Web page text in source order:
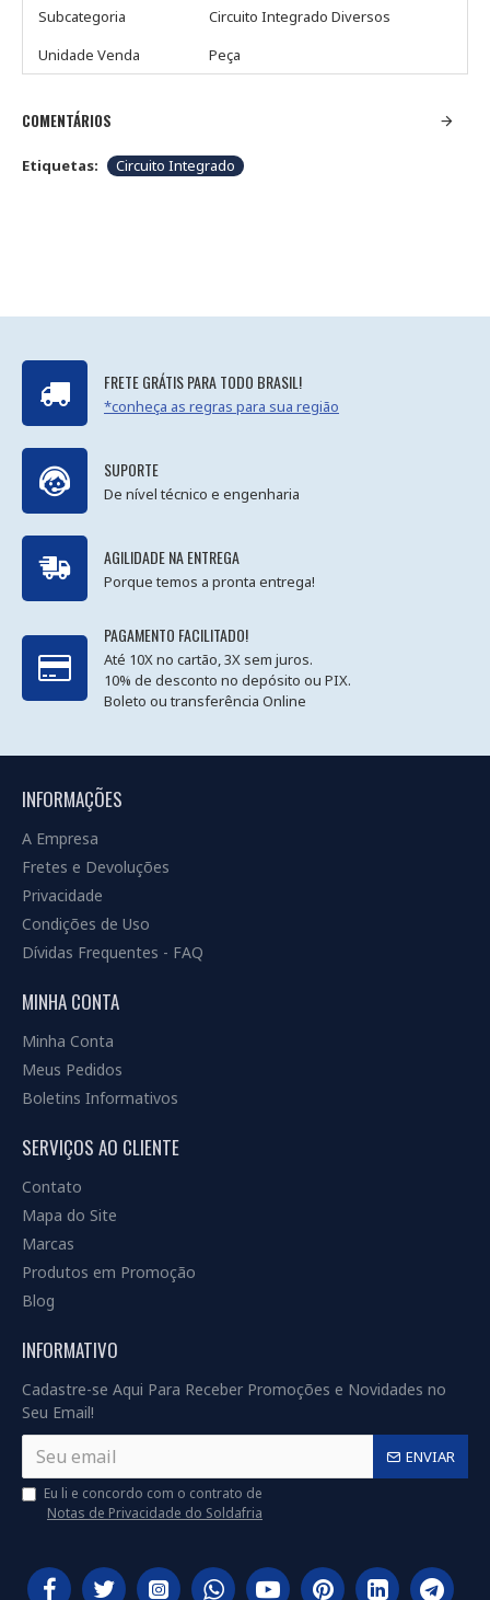
Subcategoria
Circuito Integrado Diversos
Unidade Venda
Peça
COMENTÁRIOS
Etiquetas: Circuito Integrado
FRETE GRÁTIS PARA TODO BRASIL!
*conheça as regras para sua região
SUPORTE
De nível técnico e engenharia
AGILIDADE NA ENTREGA
Porque temos a pronta entrega!
PAGAMENTO FACILITADO!
Até 10X no cartão, 3X sem juros.
10% de desconto no depósito ou PIX.
Boleto ou transferência Online
INFORMAÇÕES
A Empresa
Fretes e Devoluções
Privacidade
Condições de Uso
Dívidas Frequentes - FAQ
MINHA CONTA
Minha Conta
Meus Pedidos
Boletins Informativos
SERVIÇOS AO CLIENTE
Contato
Mapa do Site
Marcas
Produtos em Promoção
Blog
INFORMATIVO
Cadastre-se Aqui Para Receber Promoções e Novidades no
Seu Email!
ENVIAR
Eu li e concordo com o contrato de
Notas de Privacidade do Soldafria